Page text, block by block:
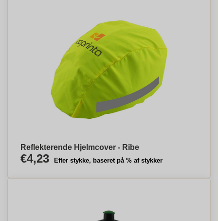
Reflekterende Hjelmcover - Ribe
€4,23 Efter stykke, baseret på % af stykker